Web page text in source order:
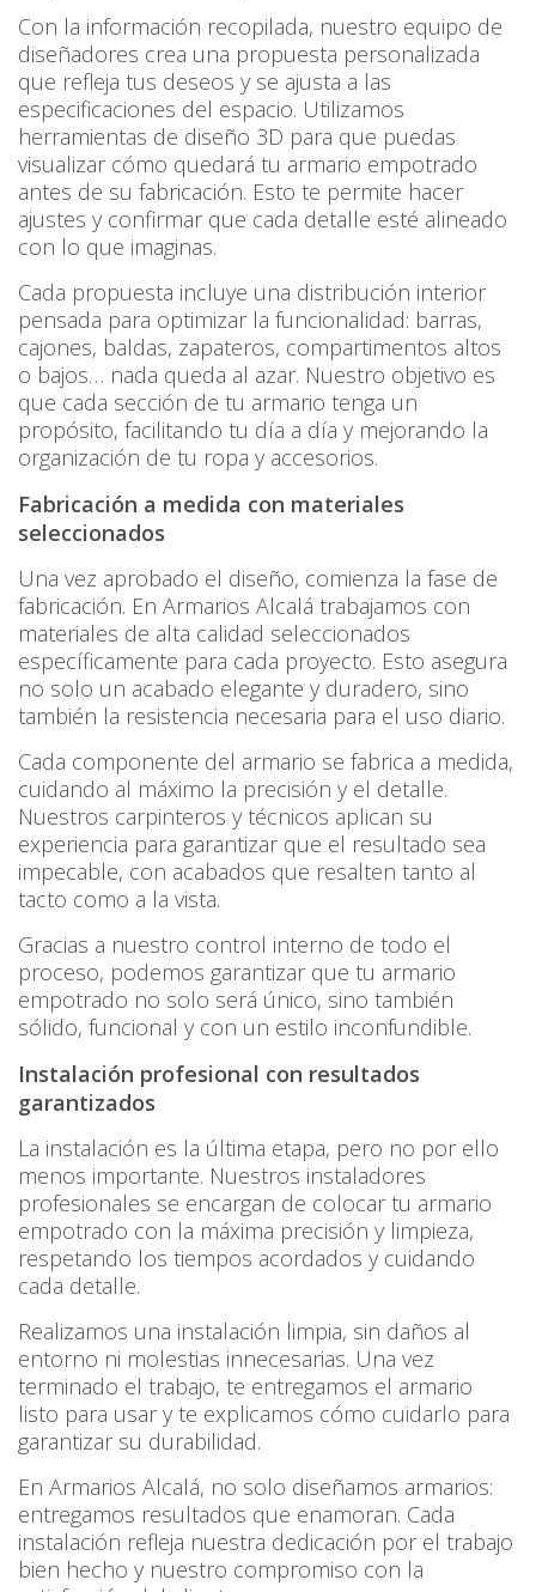
Con la información recopilada, nuestro equipo de
diseñadores crea una propuesta personalizada
que refleja tus deseos y se ajusta a las
especificaciones del espacio. Utilizamos
herramientas de diseño 3D para que puedas
visualizar cómo quedará tu armario empotrado
antes de su fabricación. Esto te permite hacer
ajustes y confirmar que cada detalle esté alineado
con lo que imaginas.
Cada propuesta incluye una distribución interior
pensada para optimizar la funcionalidad: barras,
cajones, baldas, zapateros, compartimentos altos
o bajos… nada queda al azar. Nuestro objetivo es
que cada sección de tu armario tenga un
propósito, facilitando tu día a día y mejorando la
organización de tu ropa y accesorios.
Fabricación a medida con materiales
seleccionados
Una vez aprobado el diseño, comienza la fase de
fabricación. En Armarios Alcalá trabajamos con
materiales de alta calidad seleccionados
específicamente para cada proyecto. Esto asegura
no solo un acabado elegante y duradero, sino
también la resistencia necesaria para el uso diario.
Cada componente del armario se fabrica a medida,
cuidando al máximo la precisión y el detalle.
Nuestros carpinteros y técnicos aplican su
experiencia para garantizar que el resultado sea
impecable, con acabados que resalten tanto al
tacto como a la vista.
Gracias a nuestro control interno de todo el
proceso, podemos garantizar que tu armario
empotrado no solo será único, sino también
sólido, funcional y con un estilo inconfundible.
Instalación profesional con resultados
garantizados
La instalación es la última etapa, pero no por ello
menos importante. Nuestros instaladores
profesionales se encargan de colocar tu armario
empotrado con la máxima precisión y limpieza,
respetando los tiempos acordados y cuidando
cada detalle.
Realizamos una instalación limpia, sin daños al
entorno ni molestias innecesarias. Una vez
terminado el trabajo, te entregamos el armario
listo para usar y te explicamos cómo cuidarlo para
garantizar su durabilidad.
En Armarios Alcalá, no solo diseñamos armarios:
entregamos resultados que enamoran. Cada
instalación refleja nuestra dedicación por el trabajo
bien hecho y nuestro compromiso con la